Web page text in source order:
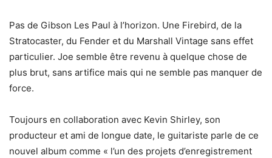
Pas de Gibson Les Paul à l’horizon. Une Firebird, de la
Stratocaster, du Fender et du Marshall Vintage sans effet
particulier. Joe semble être revenu à quelque chose de
plus brut, sans artifice mais qui ne semble pas manquer de
force.
Toujours en collaboration avec Kevin Shirley, son
producteur et ami de longue date, le guitariste parle de ce
nouvel album comme « l’un des projets d’enregistrement